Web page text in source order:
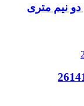
نیم متری